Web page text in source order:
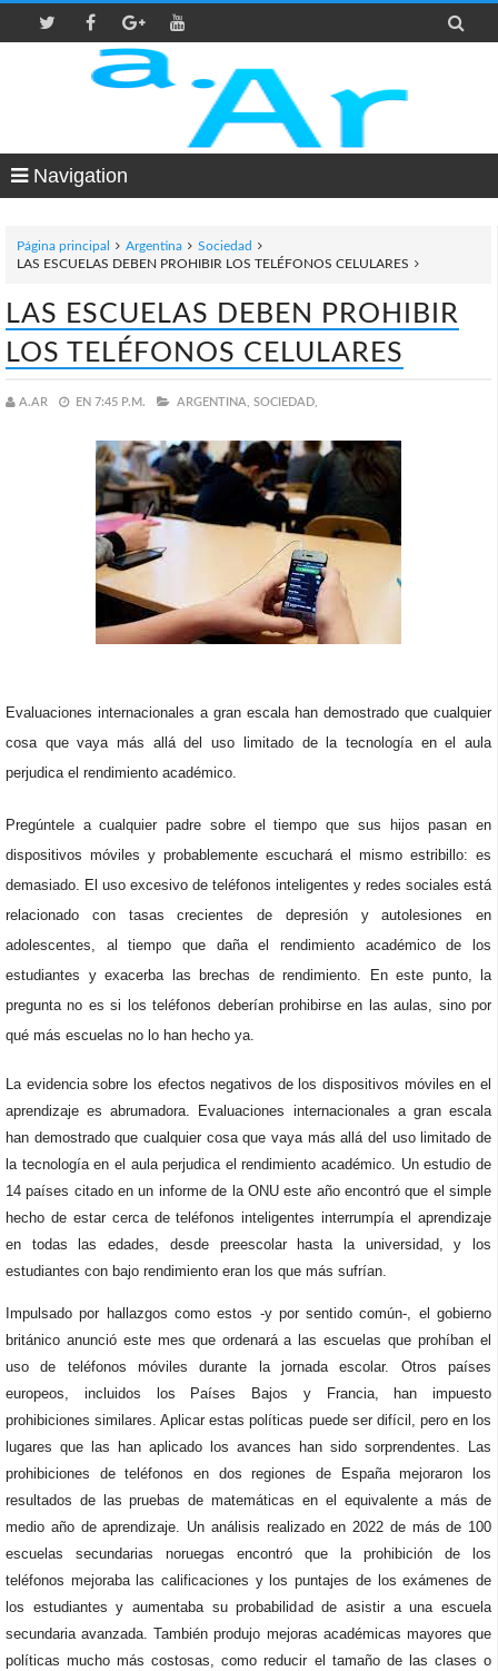

Navigation
Página principal Argentina
Sociedad
LAS ESCUELAS DEBEN PROHIBIR LOS TELÉFONOS CELULARES
LAS ESCUELAS DEBEN PROHIBIR
LOS TELÉFONOS CELULARES
A.AR EN 7:45 P.M. ARGENTINA, SOCIEDAD,
Evaluaciones internacionales a gran escala han demostrado que cualquier
cosa que vaya más allá del uso limitado de la tecnología en el aula
perjudica el rendimiento académico.
Pregúntele a cualquier padre sobre el tiempo que sus hijos pasan en
dispositivos móviles y probablemente escuchará el mismo estribillo: es
demasiado. El uso excesivo de teléfonos inteligentes y redes sociales está
relacionado con tasas crecientes de depresión y autolesiones en
adolescentes, al tiempo que daña el rendimiento académico de los
estudiantes y exacerba las brechas de rendimiento. En este punto, la
pregunta no es si los teléfonos deberían prohibirse en las aulas, sino por
qué más escuelas no lo han hecho ya.
La evidencia sobre los efectos negativos de los dispositivos móviles en el
aprendizaje es abrumadora. Evaluaciones internacionales a gran escala
han demostrado que cualquier cosa que vaya más allá del uso limitado de
la tecnología en el aula perjudica el rendimiento académico. Un estudio de
14 países citado en un informe de la ONU este año encontró que el simple
hecho de estar cerca de teléfonos inteligentes interrumpía el aprendizaje
en todas las edades, desde preescolar hasta la universidad, y los
estudiantes con bajo rendimiento eran los que más sufrían.
Impulsado por hallazgos como estos -y por sentido común-, el gobierno
británico anunció este mes que ordenará a las escuelas que prohíban el
uso de teléfonos móviles durante la jornada escolar. Otros países
europeos, incluidos los Países Bajos y Francia, han impuesto
prohibiciones similares. Aplicar estas políticas puede ser difícil, pero en los
lugares que las han aplicado los avances han sido sorprendentes. Las
prohibiciones de teléfonos en dos regiones de España mejoraron los
resultados de las pruebas de matemáticas en el equivalente a más de
medio año de aprendizaje. Un análisis realizado en 2022 de más de 100
escuelas secundarias noruegas encontró que la prohibición de los
teléfonos mejoraba las calificaciones y los puntajes de los exámenes de
los estudiantes y aumentaba su probabilidad de asistir a una escuela
secundaria avanzada. También produjo mejoras académicas mayores que
políticas mucho más costosas, como reducir el tamaño de las clases o